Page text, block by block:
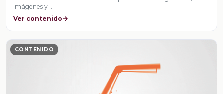
imágenes y …
Ver contenido
CONTENIDO